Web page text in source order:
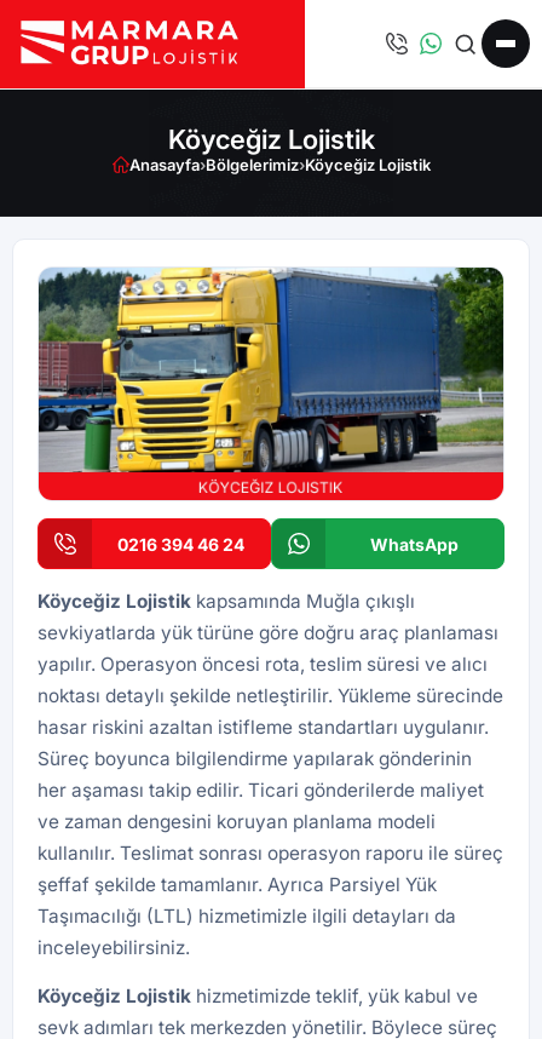
Köyceğiz Lojistik
Anasayfa›Bölgelerimiz›Köyceğiz Lojistik
0216 394 46 24 WhatsApp
Köyceğiz Lojistik kapsamında Muğla çıkışlı
sevkiyatlarda yük türüne göre doğru araç planlaması
yapılır. Operasyon öncesi rota, teslim süresi ve alıcı
noktası detaylı şekilde netleştirilir. Yükleme sürecinde
hasar riskini azaltan istifleme standartları uygulanır.
Süreç boyunca bilgilendirme yapılarak gönderinin
her aşaması takip edilir. Ticari gönderilerde maliyet
ve zaman dengesini koruyan planlama modeli
kullanılır. Teslimat sonrası operasyon raporu ile süreç
şeffaf şekilde tamamlanır. Ayrıca Parsiyel Yük
Taşımacılığı (LTL) hizmetimizle ilgili detayları da
inceleyebilirsiniz.
Köyceğiz Lojistik hizmetimizde teklif, yük kabul ve
sevk adımları tek merkezden yönetilir. Böylece süreç